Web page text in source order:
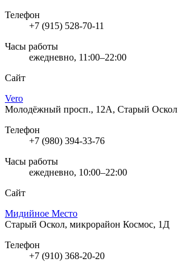
Телефон
+7 (915) 528-70-11
Часы работы
ежедневно, 11:00–22:00
Сайт
Vero
Молодёжный просп., 12А, Старый Оскол
Телефон
+7 (980) 394-33-76
Часы работы
ежедневно, 10:00–22:00
Сайт
Мидийное Место
Старый Оскол, микрорайон Космос, 1Д
Телефон
+7 (910) 368-20-20